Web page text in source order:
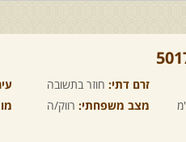
זרם דתי: חוזר בתשובה
מצב משפחתי: רווק/ה